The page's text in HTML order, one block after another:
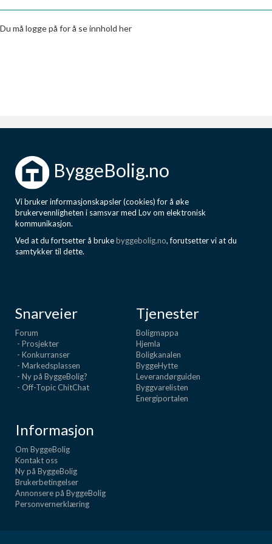
Boligmappa+
Få mer ut av Boligmappa
Du må logge på for å se innhold her
ByggeBolig.no
Vi bruker informasjonskapsler (cookies) for å øke
brukervennligheten i samsvar med Lov om elektronisk
kommunikasjon.
Ved at du fortsetter å brukebyggebolig.no, forutsetter vi at du
samtykker til dette.
Snarveier
Forum
- Prosjekter
- Konkurranser
- Markedsplassen
- Ny på ByggeBolig?
- Off-Topic ChitChat
Tjenester
Boligmappa
Hjemla
Boligkanalen
ByggeHytte
Leverandørguiden
Byggvarelisten
Energiportalen
Informasjon
Om ByggeBolig
Kontakt oss
Ny på ByggeBolig
Brukerbetingelser
Annonsere på ByggeBolig
Personvernerklæring